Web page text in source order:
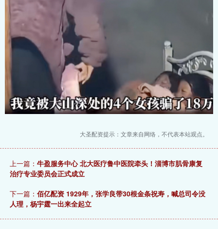
大圣配资提示：文章来自网络，不代表本站观点。
上一篇： 牛盈服务中心 北大医疗鲁中医院牵头！淄博市肌骨康复
治疗专业委员会正式成立
下一篇： 佰亿配资 1929年，张学良带30根金条祝寿，喊总司令没
人理，杨宇霆一出来全起立